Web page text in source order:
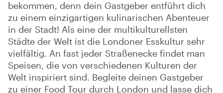
bekommen, denn dein Gastgeber entführt dich
zu einem einzigartigen kulinarischen Abenteuer
in der Stadt! Als eine der multikulturellsten
Städte der Welt ist die Londoner Esskultur sehr
vielfältig. An fast jeder Straßenecke findet man
Speisen, die von verschiedenen Kulturen der
Welt inspiriert sind. Begleite deinen Gastgeber
zu einer Food Tour durch London und lasse dich